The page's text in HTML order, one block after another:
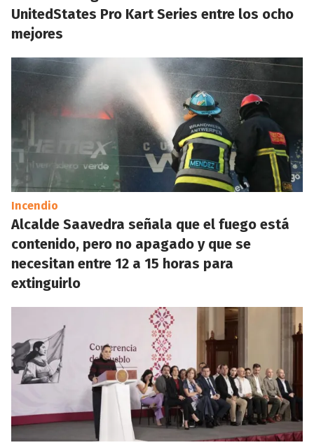
UnitedStates Pro Kart Series entre los ocho
mejores
Incendio
Alcalde Saavedra señala que el fuego está
contenido, pero no apagado y que se
necesitan entre 12 a 15 horas para
extinguirlo